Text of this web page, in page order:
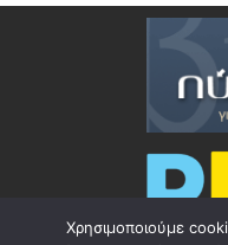
Χρησιμοποιούμε